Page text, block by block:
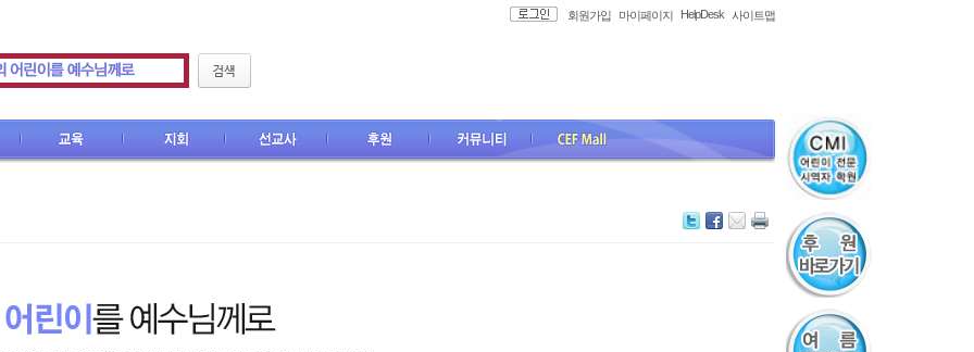
회원가입 마이페이지 HelpDesk 사이트맵
지회 선교사 후원 커뮤니티